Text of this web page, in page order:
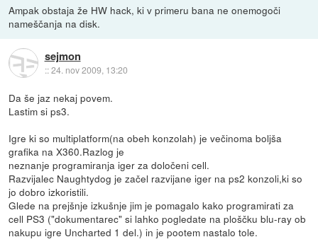
Ampak obstaja že HW hack, ki v primeru bana ne onemogoči
nameščanja na disk.
sejmon
::24. nov 2009, 13:20
Da še jaz nekaj povem.
Lastim si ps3.
Igre ki so multiplatform(na obeh konzolah) je večinoma boljša
grafika na X360.Razlog je
neznanje programiranja iger za določeni cell.
Razvijalec Naughtydog je začel razvijane iger na ps2 konzoli,ki so
jo dobro izkoristili.
Glede na prejšnje izkušnje jim je pomagalo kako programirati za
cell PS3 ("dokumentarec" si lahko pogledate na ploščku blu-ray ob
nakupu igre Uncharted 1 del.) in je pootem nastalo tole.